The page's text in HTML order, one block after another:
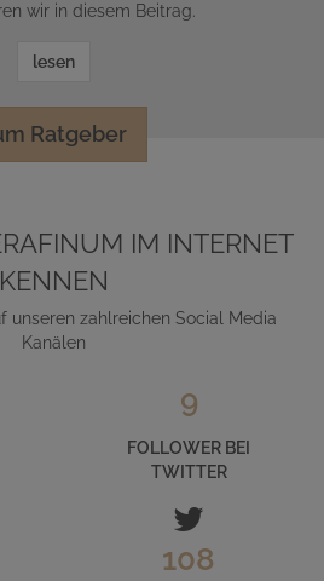
wir in diesem Beitrag.
lesen
Ratgeber
IM INTERNET
KENNEN
unseren zahlreichen Social Media
Kanälen
9
FOLLOWER BEI
TWITTER
108